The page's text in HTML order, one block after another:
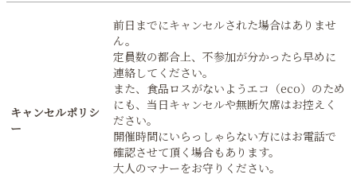
キャンセルポリシ
ー
前日までにキャンセルされた場合はありませ
ん。
定員数の都合上、不参加が分かったら早めに
連絡してください。
また、食品ロスがないようエコ（eco）のため
にも、当日キャンセルや無断欠席はお控えく
ださい。
開催時間にいらっしゃらない方にはお電話で
確認させて頂く場合もあります。
大人のマナーをお守りください。